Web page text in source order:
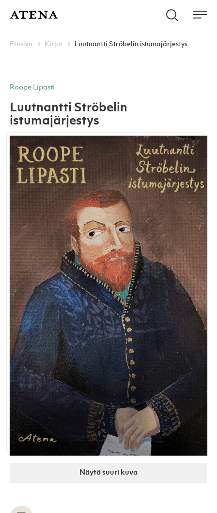
Atena Kustannus Hae
Navigoi
Etusivu
Kirjat Luutnantti Ströbelin istumajärjestys
Roope Lipasti
Luutnantti Ströbelin
istumajärjestys
Näytä suuri kuva